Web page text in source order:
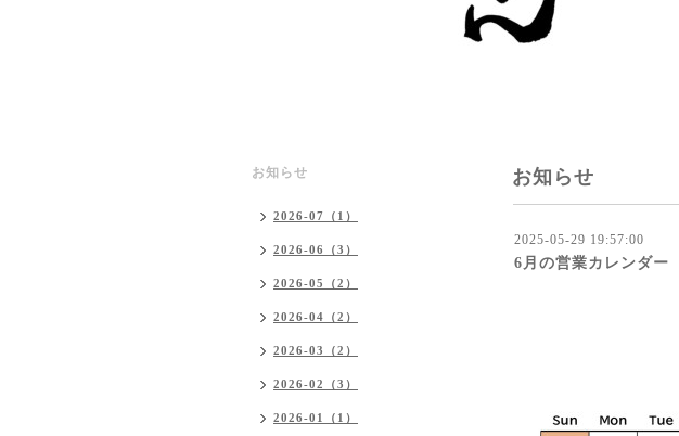
お知らせ
2025-05-29 19:57:00
6月の営業カレンダー
お知らせ
2026-07（1）
2026-06（3）
2026-05（2）
2026-04（2）
2026-03（2）
2026-02（3）
2026-01（1）